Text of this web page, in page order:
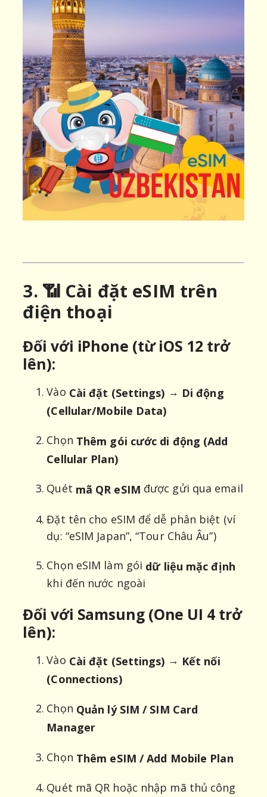
3. 📶 Cài đặt eSIM trên
điện thoại
Đối với iPhone (từ iOS 12 trở
lên):
Vào Cài đặt (Settings) → Di động
(Cellular/Mobile Data)
Chọn Thêm gói cước di động (Add
Cellular Plan)
Quét mã QR eSIM được gửi qua email
Đặt tên cho eSIM để dễ phân biệt (ví
dụ: “eSIM Japan”, “Tour Châu Âu”)
Chọn eSIM làm gói dữ liệu mặc định
khi đến nước ngoài
Đối với Samsung (One UI 4 trở
lên):
Vào Cài đặt (Settings) → Kết nối
(Connections)
Chọn Quản lý SIM / SIM Card
Manager
Chọn Thêm eSIM / Add Mobile Plan
Quét mã QR hoặc nhập mã thủ công